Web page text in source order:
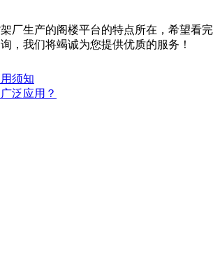
生产的阁楼平台的特点所在，希望看
，我们将竭诚为您提供优质的服务！
须知
泛应用？